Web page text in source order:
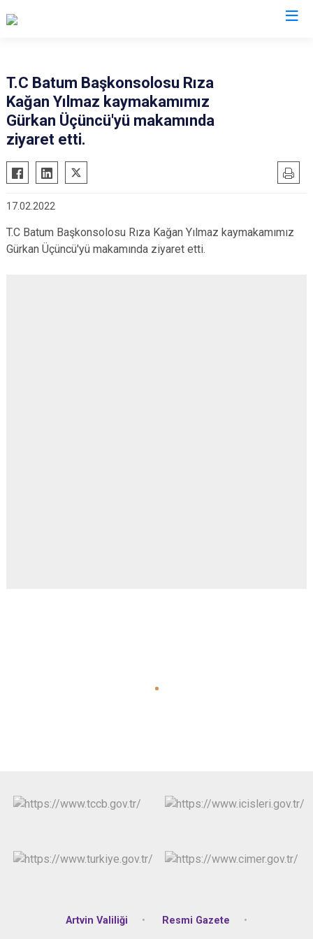
Ardanuç
Arhavi
Hopa
Yusufeli
T.C Batum Başkonsolosu Rıza
Kağan Yılmaz kaymakamımız
Gürkan Üçüncü'yü makamında
ziyaret etti.
17.02.2022
T.C Batum Başkonsolosu Rıza Kağan Yılmaz kaymakamımız
Gürkan Üçüncü'yü makamında ziyaret etti.
Artvin Valiliği Resmi Gazete